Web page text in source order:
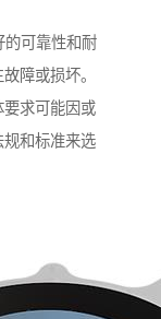
的可靠性和耐
障或损坏。
求可能因或
和标准来选